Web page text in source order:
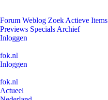
Forum Weblog Zoek Actieve Items
Previews Specials Archief
Inloggen
fok.nl
Inloggen
fok.nl
Actueel